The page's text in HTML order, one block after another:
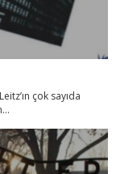
çok sayıda